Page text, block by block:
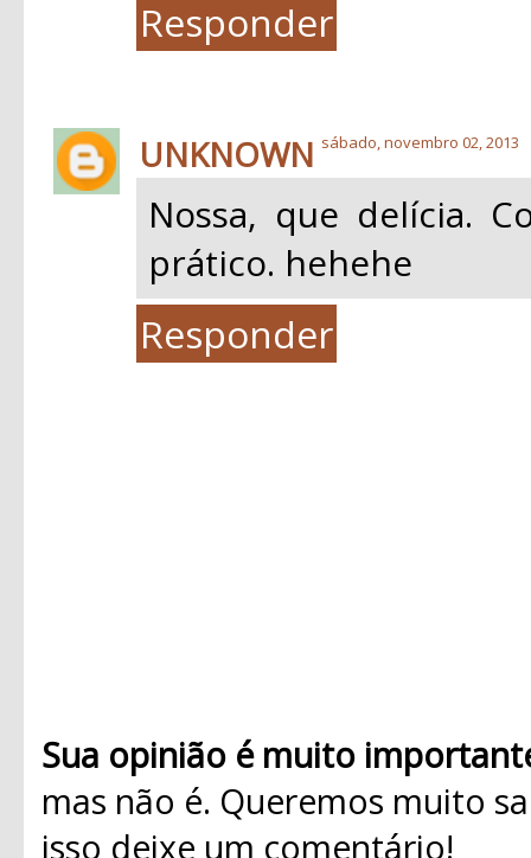
Responder
UNKNOWN sábado, novembro 02, 2013
Nossa, que delícia.
prático. hehehe
Responder
Sua opinião é muito
mas não é. Queremos muito
isso deixe um comentário!